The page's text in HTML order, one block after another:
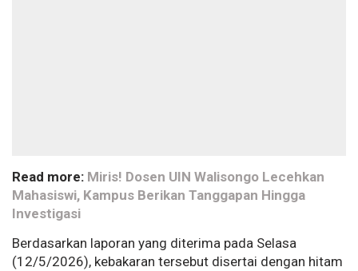
Read more: Miris! Dosen UIN Walisongo Lecehkan
Mahasiswi, Kampus Berikan Tanggapan Hingga
Investigasi
Berdasarkan laporan yang diterima pada Selasa
(12/5/2026), kebakaran tersebut disertai dengan hitam